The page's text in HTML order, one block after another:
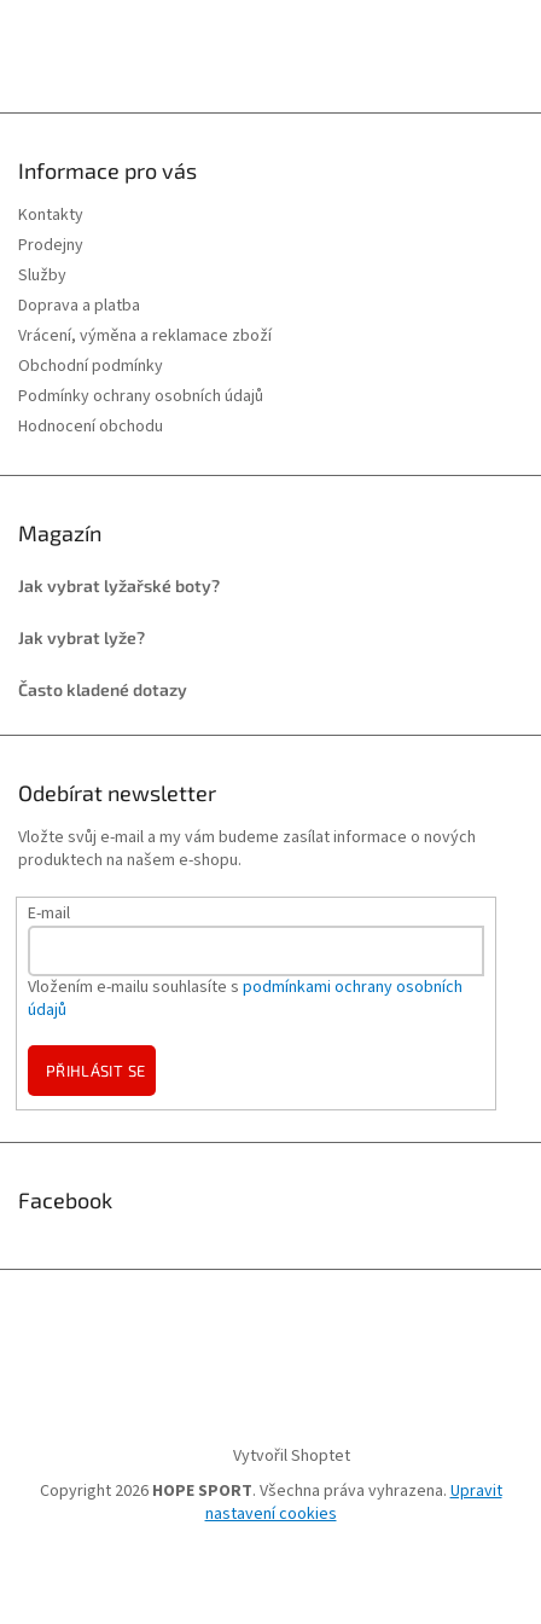
Informace pro vás
Kontakty
Prodejny
Služby
Doprava a platba
Vrácení, výměna a reklamace zboží
Obchodní podmínky
Podmínky ochrany osobních údajů
Hodnocení obchodu
Magazín
Jak vybrat lyžařské boty?
Jak vybrat lyže?
Často kladené dotazy
Odebírat newsletter
Vložte svůj e-mail a my vám budeme zasílat informace o nových
produktech na našem e-shopu.
E-mail
Vložením e-mailu souhlasíte s podmínkami ochrany osobních
údajů
PŘIHLÁSIT SE
Facebook
Vytvořil Shoptet
Copyright 2026 HOPE SPORT. Všechna práva vyhrazena. Upravit
nastavení cookies